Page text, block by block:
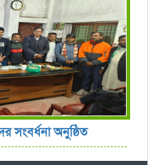
সংবর্ধনা অনুষ্ঠিত